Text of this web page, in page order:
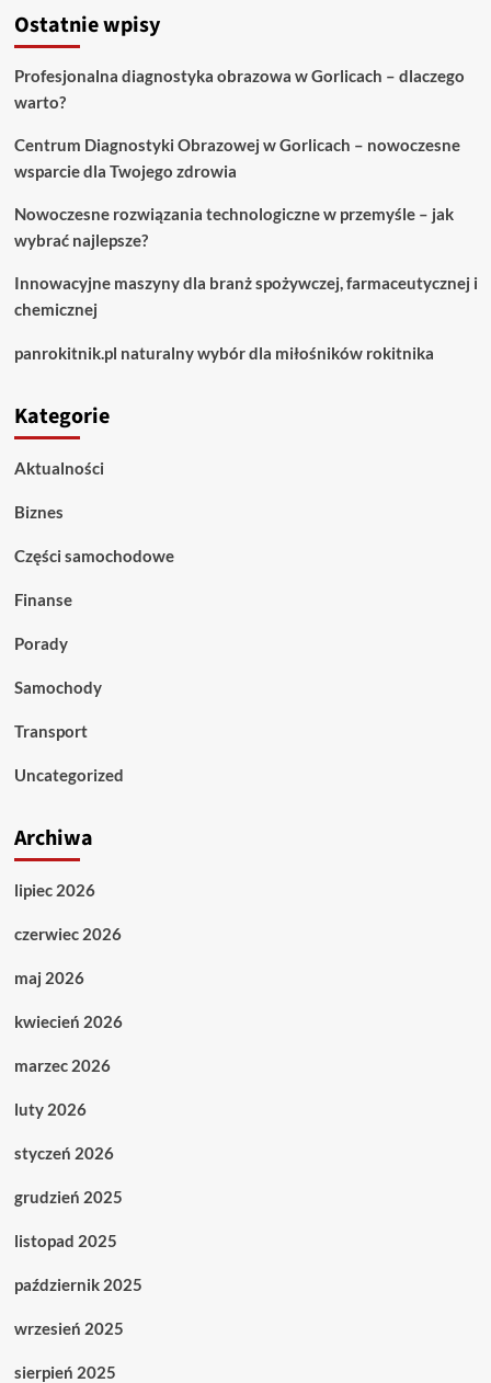
Ostatnie wpisy
Profesjonalna diagnostyka obrazowa w Gorlicach – dlaczego
warto?
Centrum Diagnostyki Obrazowej w Gorlicach – nowoczesne
wsparcie dla Twojego zdrowia
Nowoczesne rozwiązania technologiczne w przemyśle – jak
wybrać najlepsze?
Innowacyjne maszyny dla branż spożywczej, farmaceutycznej i
chemicznej
panrokitnik.pl naturalny wybór dla miłośników rokitnika
Kategorie
Aktualności
Biznes
Części samochodowe
Finanse
Porady
Samochody
Transport
Uncategorized
Archiwa
lipiec 2026
czerwiec 2026
maj 2026
kwiecień 2026
marzec 2026
luty 2026
styczeń 2026
grudzień 2025
listopad 2025
październik 2025
wrzesień 2025
sierpień 2025